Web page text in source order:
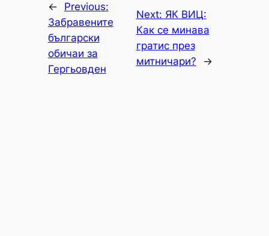
←
Previous:
Забравените
български
обичаи за
Гергьовден
Next: ЯК ВИЦ:
Как се минава
гратис през
митничари?
→